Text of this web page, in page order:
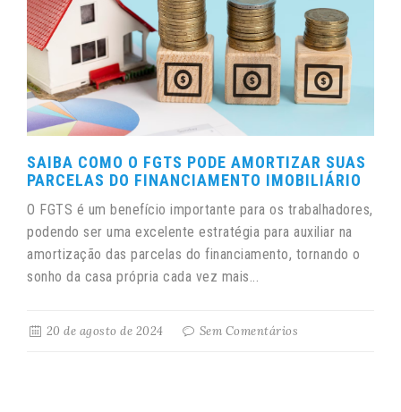
SAIBA COMO O FGTS PODE AMORTIZAR SUAS
PARCELAS DO FINANCIAMENTO IMOBILIÁRIO
O FGTS é um benefício importante para os trabalhadores,
podendo ser uma excelente estratégia para auxiliar na
amortização das parcelas do financiamento, tornando o
sonho da casa própria cada vez mais...
20 de agosto de 2024 Sem Comentários